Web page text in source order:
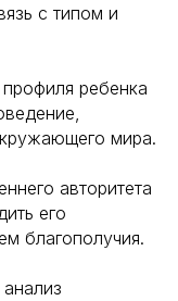
с типом и
ребенка
мира.
авторитета
его
благополучия.